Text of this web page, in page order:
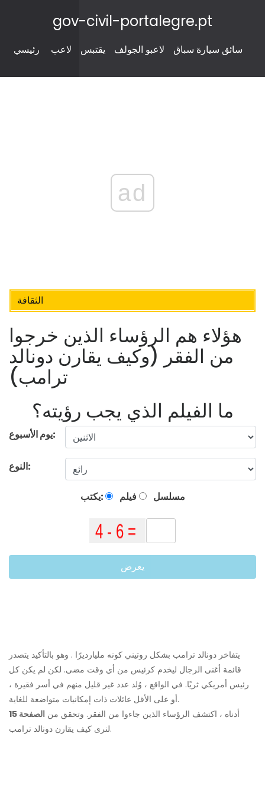
gov-civil-portalegre.pt
رئيسي لاعب يقتبس لاعبو الجولف سائق سيارة سباق
ad
الثقافة
هؤلاء هم الرؤساء الذين خرجوا
من الفقر (وكيف يقارن دونالد
ترامب)
ما الفيلم الذي يجب رؤيته؟
يوم الأسبوع:
النوع:
يكتب: فيلم مسلسل
يعرض
يتفاخر دونالد ترامب بشكل روتيني كونه مليارديرًا . وهو بالتأكيد يتصدر
قائمة أغنى الرجال ليخدم كرئيس من أي وقت مضى. لكن لم يكن كل
رئيس أمريكي ثريًا. في الواقع ، وُلد عدد غير قليل منهم في أسر فقيرة ،
أو على الأقل عائلات ذات إمكانيات متواضعة للغاية.
أدناه ، اكتشف الرؤساء الذين جاءوا من الفقر. وتحقق من الصفحة 15
لنرى كيف يقارن دونالد ترامب.